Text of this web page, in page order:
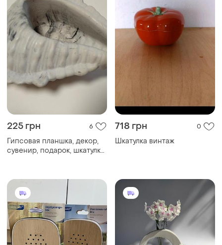
225 грн 6
Гипсовая планшка, декор,
сувенир, подарок, шкатулка
718 грн 0
Шкатулка винтаж